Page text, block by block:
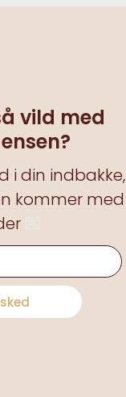
vild med
i din indbakke,
kommer med
💌
Jensen?